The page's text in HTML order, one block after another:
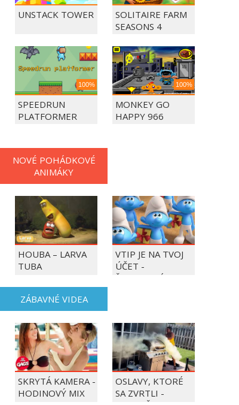
UNSTACK TOWER
SOLITAIRE FARM
SEASONS 4
100%
SPEEDRUN
PLATFORMER
100%
MONKEY GO
HAPPY 966
NOVÉ POHÁDKOVÉ
ANIMÁKY
HOUBA – LARVA
TUBA
VTIP JE NA TVOJ
ÚČET -
ŠMOULOVÉ
ZÁBAVNÉ VIDEA
SKRYTÁ KAMERA -
HODINOVÝ MIX
OSLAVY, KTORÉ
SA ZVRTLI -